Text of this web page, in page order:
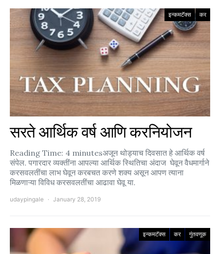
इन्कमटॅक्स कर
सरते आर्थिक वर्ष आणि करनियोजन
Reading Time: 4 minutesअजून थोड्याच दिवसात हे आर्थिक वर्ष
संपेल. पगारदार व्यक्तींना आपल्या आर्थिक स्थितिचा अंदाज घेवून वैधमार्गाने
करसवलतींचा लाभ घेवून करबचत करणे शक्य असून आपण त्याना
मिळणाऱ्या विविध करसवलतींचा आढावा घेवू या.
udaypingale January 28, 2019
इन्कमटॅक्स कर गुंतवणूक